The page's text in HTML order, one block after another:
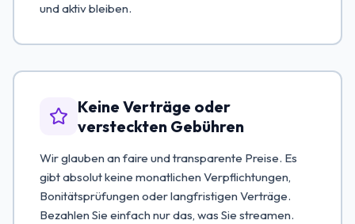
und aktiv bleiben.
Keine Verträge oder
versteckten Gebühren
Wir glauben an faire und transparente Preise. Es
gibt absolut keine monatlichen Verpflichtungen,
Bonitätsprüfungen oder langfristigen Verträge.
Bezahlen Sie einfach nur das, was Sie streamen.